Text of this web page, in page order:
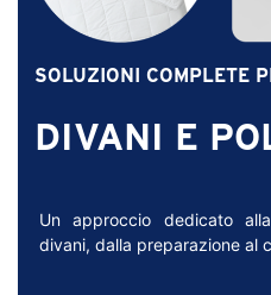
SOLUZIONI COMPLETE
DIVANI E
Un approccio dedicato
divani, dalla preparazione al